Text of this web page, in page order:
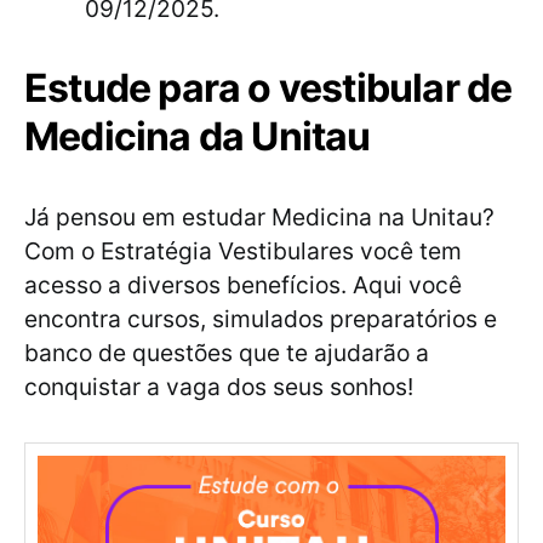
09/12/2025.
Estude para o vestibular de
Medicina da Unitau
Já pensou em estudar Medicina na Unitau?
Com o Estratégia Vestibulares você tem
acesso a diversos benefícios. Aqui você
encontra cursos, simulados preparatórios e
banco de questões que te ajudarão a
conquistar a vaga dos seus sonhos!